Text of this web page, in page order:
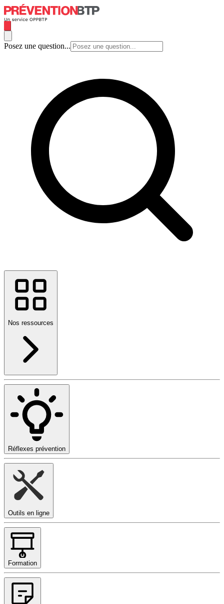
Posez une question...
Nos ressources
Réflexes prévention
Outils en ligne
Formation